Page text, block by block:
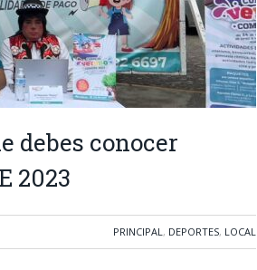
debes conocer
2023
PRINCIPAL, DEPORTES, LOCAL